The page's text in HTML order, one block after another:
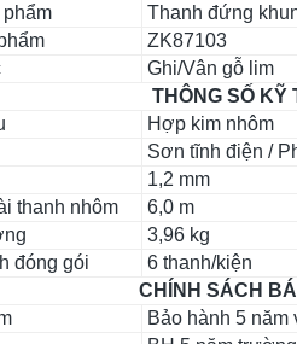
Thanh đứng
ZK87103
Ghi/Vân gỗ lim
THÔNG SỐ KỸ
Hợp kim nhôm
Sơn tĩnh điện /
1,2 mm
thanh nhôm
6,0 m
3,96 kg
đóng gói
6 thanh/kiện
CHÍNH SÁCH
Bảo hành 5